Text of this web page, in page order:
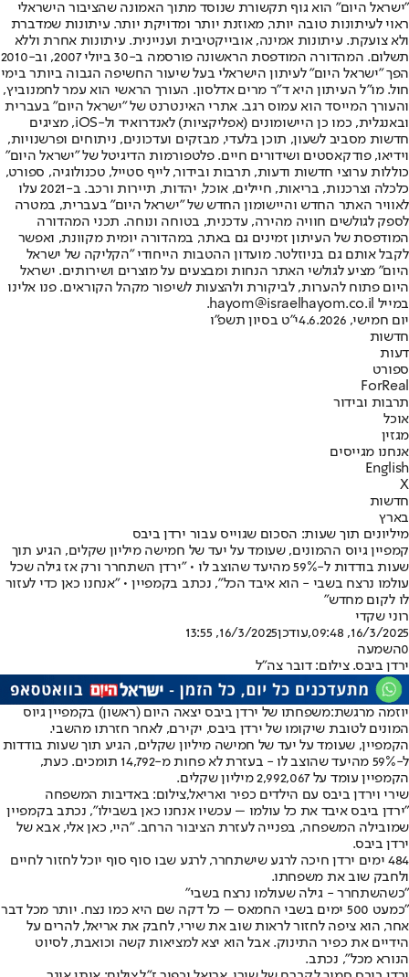
"ישראל היום" הוא גוף תקשורת שנוסד מתוך האמונה שהציבור הישראלי
ראוי לעיתונות טובה יותר, מאוזנת יותר ומדויקת יותר. עיתונות שמדברת
ולא צועקת. עיתונות אמינה, אובייקטיבית ועניינית. עיתונות אחרת וללא
תשלום. המהדורה המודפסת הראשונה פורסמה ב-30 ביולי 2007, וב-2010
הפך "ישראל היום" לעיתון הישראלי בעל שיעור החשיפה הגבוה ביותר בימי
חול. מו"ל העיתון היא ד"ר מרים אדלסון. העורך הראשי הוא עמר לחמנוביץ,
והעורך המייסד הוא עמוס רגב. אתרי האינטרנט של "ישראל היום" בעברית
ובאנגלית, כמו כן היישומונים (אפליקציות) לאנדרואיד ול-iOS, מציגים
חדשות מסביב לשעון, תוכן בלעדי, מבזקים ועדכונים, ניתוחים ופרשנויות,
וידיאו, פודקאסטים ושידורים חיים. פלטפורמות הדיגיטל של "ישראל היום"
כוללות ערוצי חדשות ודעות, תרבות ובידור, לייף סטייל, טכנולוגיה, ספורט,
כלכלה וצרכנות, בריאות, חיילים, אוכל, יהדות, תיירות ורכב. ב-2021 עלו
לאוויר האתר החדש והיישומון החדש של "ישראל היום" בעברית, במטרה
לספק לגולשים חוויה מהירה, עדכנית, בטוחה ונוחה. תכני המהדורה
המודפסת של העיתון זמינים גם באתר, במהדורה יומית מקוונת, ואפשר
לקבל אותם גם בניוזלטר. מועדון ההטבות הייחודי "הקליקה של ישראל
היום" מציע לגולשי האתר הנחות ומבצעים על מוצרים ושירותים. ישראל
היום פתוח להערות, לביקורת ולהצעות לשיפור מקהל הקוראים. פנו אלינו
במייל hayom@israelhayom.co.il.
יום חמישי, 4.6.2026
י"ט בסיון תשפ"ו
חדשות
דעות
ספורט
ForReal
תרבות ובידור
אוכל
מגזין
אנחנו מגייסים
English
X
חדשות
בארץ
מיליונים תוך שעות: הסכום שגוייס עבור ירדן ביבס
קמפיין גיוס ההמונים, שעומד על יעד של חמישה מיליון שקלים, הגיע תוך
שעות בודדות ל-59% מהיעד שהוצב לו • ״ירדן השתחרר ורק אז גילה שכל
עולמו נרצח בשבי - הוא איבד הכל", נכתב בקמפיין • "אנחנו כאן כדי לעזור
לו לקום מחדש"
רוני שקדי
16/3/2025, 09:48
,עודכן16/3/2025, 13:55
0השמעה
ירדן ביבס. צילום: דובר צה"ל
יוזמה מרגשת:משפחתו של ירדן ביבס יצאה היום (ראשון) בקמפיין גיוס
המונים לטובת שיקומו של ירדן ביבס, יקירם, לאחר חזרתו מהשבי.
הקמפיין, שעומד על יעד של חמישה מיליון שקלים, הגיע תוך שעות בודדות
ל-59% מהיעד שהוצב לו - בעזרת לא פחות מ-14,792 תומכים. כעת,
הקמפיין עומד על 2,992,067 מיליון שקלים.
שירי וירדן ביבס עם הילדים כפיר ואריאל,צילום: באדיבות המשפחה
״ירדן ביבס איבד את כל עולמו – עכשיו אנחנו כאן בשבילו״, נכתב בקמפיין
שמובילה המשפחה, בפנייה לעזרת הציבור הרחב. ״היי, כאן אלי, אבא של
ירדן ביבס.
484 ימים ירדן חיכה לרגע שישתחרר, לרגע שבו סוף סוף יוכל לחזור לחיים
ולחבק שוב את משפחתו.
"כשהשתחרר - גילה שעולמו נרצח בשבי"
"כמעט 500 ימים בשבי החמאס – כל דקה שם היא כמו נצח. יותר מכל דבר
אחר, הוא ציפה לחזור לראות שוב את שירי, לחבק את אריאל, להרים על
הידיים את כפיר התינוק. אבל הוא יצא למציאות קשה וכואבת, לסיוט
הנורא מכל״, נכתב.